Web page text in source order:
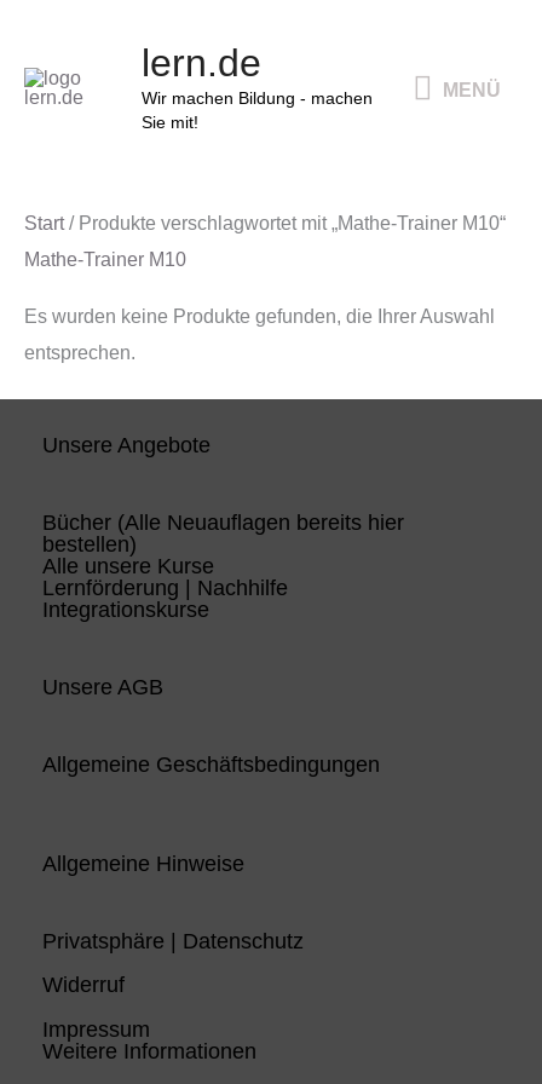
springen
lern.de
Wir machen Bildung - machen
Sie mit!
MENÜ
Start/ Produkte verschlagwortet mit „Mathe-Trainer M10“
Mathe-Trainer M10
Es wurden keine Produkte gefunden, die Ihrer Auswahl
entsprechen.
Unsere Angebote
Bücher (Alle Neuauflagen bereits hier
bestellen)
Alle unsere Kurse
Lernförderung | Nachhilfe
Integrationskurse
Unsere AGB
Allgemeine Geschäftsbedingungen
Allgemeine Hinweise
Privatsphäre | Datenschutz
Widerruf
Impressum
Weitere Informationen